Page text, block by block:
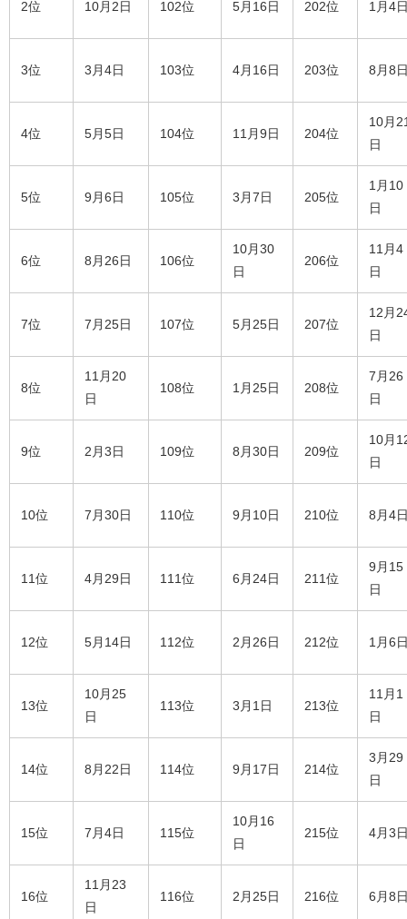
2位 10月2日 102位 5月16日 202位 1月4
3位 3月4日 103位 4月16日 203位 8月8
4位 5月5日 104位 11月9日 204位
10月
日
5位 9月6日 105位 3月7日 205位
1月10
日
6位 8月26日 106位
10月30
日
206位
11月4
日
7位 7月25日 107位 5月25日 207位
12月
日
8位
11月20
日
108位 1月25日 208位
7月26
日
9位 2月3日 109位 8月30日 209位
10月
日
10位 7月30日 110位 9月10日 210位 8月4
11位 4月29日 111位 6月24日 211位
9月15
日
12位 5月14日 112位 2月26日 212位 1月6
13位
10月25
日
113位 3月1日 213位
11月1
日
14位 8月22日 114位 9月17日 214位
3月29
日
15位 7月4日 115位
10月16
日
215位 4月3
16位
11月23
日
116位 2月25日 216位 6月8